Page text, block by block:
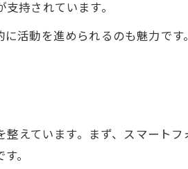
法
験で見える本質
活用術
流れ
ロセス
持されています。
活動を進められるのも魅力で
えています。まず、スマート
。